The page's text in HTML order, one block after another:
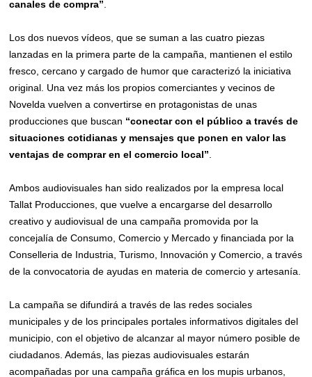
canales de compra”
Los dos nuevos vídeos, que se suman a las cuatro piezas
lanzadas en la primera parte de la campaña, mantienen el estilo
fresco, cercano y cargado de humor que caracterizó la iniciativa
original. Una vez más los propios comerciantes y vecinos de
Novelda vuelven a convertirse en protagonistas de unas
producciones que buscan “conectar con el público a través de
situaciones cotidianas y mensajes que ponen en valor las
ventajas de comprar en el comercio local”
Ambos audiovisuales han sido realizados por la empresa local
Tallat Producciones, que vuelve a encargarse del desarrollo
creativo y audiovisual de una campaña promovida por la
concejalía de Consumo, Comercio y Mercado y financiada por la
Conselleria de Industria, Turismo, Innovación y Comercio, a través
de la convocatoria de ayudas en materia de comercio y artesanía.
La campaña se difundirá a través de las redes sociales
municipales y de los principales portales informativos digitales del
municipio, con el objetivo de alcanzar al mayor número posible de
ciudadanos. Además, las piezas audiovisuales estarán
acompañadas por una campaña gráfica en los mupis urbanos,